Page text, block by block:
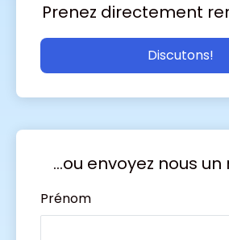
Prenez directement
Discutons!
...ou envoyez nous
Si vous
êtes un
Prénom